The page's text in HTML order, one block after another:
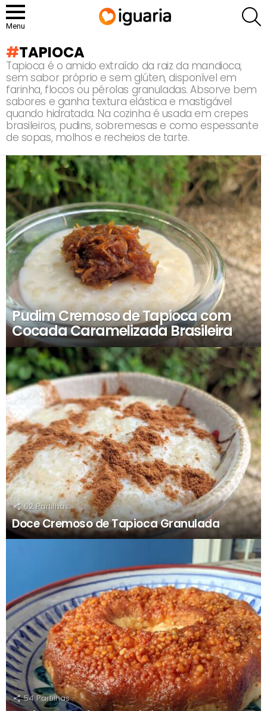
Menu
TAPIOCA
Tapioca é o amido extraído da raiz da mandioca,
sem sabor próprio e sem glúten, disponível em
farinha, flocos ou pérolas granuladas. Absorve bem
sabores e ganha textura elástica e mastigável
quando hidratada. Na cozinha é usada em crepes
brasileiros, pudins, sobremesas e como espessante
de sopas, molhos e recheios de tarte.
RECOMENDADOS
Pudim Cremoso de Tapioca com
Cocada Caramelizada Brasileira
62 Partilhas
Doce Cremoso de Tapioca Granulada
54 Partilhas